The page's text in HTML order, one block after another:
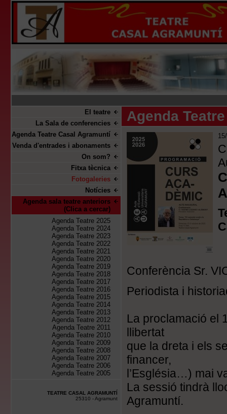
El teatre
La Sala de conferencies
Agenda Teatre Casal Agramuntí
Venda d'entrades i abonaments
On som?
Fitxa tècnica
Fotogaleries
Notícies
Agenda sala teatre anteriors
(Clica a cercar)
Agenda Teatre 2025
Agenda Teatre 2024
Agenda Teatre 2023
Agenda Teatre 2022
Agenda Teatre 2021
Agenda Teatre 2020
Agenda Teatre 2019
Agenda Teatre 2018
Agenda Teatre 2017
Agenda Teatre 2016
Agenda Teatre 2015
Agenda Teatre 2014
Agenda Teatre 2013
Agenda Teatre 2012
Agenda Teatre 2011
Agenda Teatre 2010
Agenda Teatre 2009
Agenda Teatre 2008
Agenda Teatre 2007
Agenda Teatre 2006
Agenda Teatre 2005
TEATRE CASAL AGRAMUNTÍ
25310 - Agramunt
Agenda
Conferència Sr.
Periodista i
La proclamació el
llibertat
que la dreta i els
financer,
l’Església…) mai
La sessió tindrà
Agramuntí.